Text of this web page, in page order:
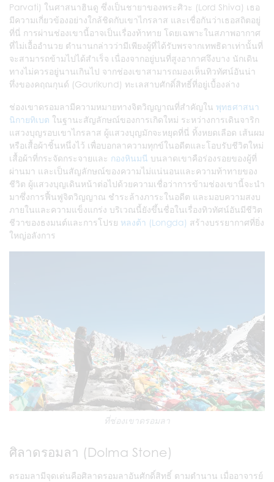
Parvati) ในศาสนาฮินดู ซึ่งเป็นชายาของพระศิวะ (Lord Shiva) เธอ
มีความเกี่ยวข้องอย่างใกล้ชิดกับเขาไกรลาส และเชื่อกันว่าเธอสถิตอยู่
ที่นี่ การผ่านช่องเขานี้อาจเป็นเรื่องท้าทาย โดยเฉพาะในสภาพอากาศ
ที่ไม่เอื้ออำนวย ตำนานกล่าวว่ามีเพียงผู้ที่ได้รับพรจากเทพธิดาเท่านั้นที่
จะสามารถข้ามไปได้สำเร็จ เนื่องจากอยู่บนที่สูงอากาศจึงบาง นักเดิน
ทางไม่ควรอยู่นานเกินไป จากช่องเขาสามารถมองเห็นทิวทัศน์อันน่า
ทึ่งของคฤณกุนด์ (Gaurikund) ทะเลสาบศักดิ์สิทธิ์ที่อยู่เบื้องล่าง
ช่องเขาดรอมลามีความหมายทางจิตวิญญาณที่สำคัญใน พุทธศาสนา
นิกายทิเบต ในฐานะสัญลักษณ์ของการเกิดใหม่ ระหว่างการเดินจาริก
แสวงบุญรอบเขาไกรลาส ผู้แสวงบุญมักจะหยุดที่นี่ ทิ้งหยดเลือด เส้นผม
หรือเสื้อผ้าชิ้นหนึ่งไว้ เพื่อบอกลาความทุกข์ในอดีตและโอบรับชีวิตใหม่
เสื้อผ้าที่กระจัดกระจายและ กองหินมนี บนลาดเขาคือร่องรอยของผู้ที่
ผ่านมา และเป็นสัญลักษณ์ของความไม่แน่นอนและความท้าทายของ
ชีวิต ผู้แสวงบุญเดินหน้าต่อไปด้วยความเชื่อว่าการข้ามช่องเขานี้จะนำ
มาซึ่งการฟื้นฟูจิตวิญญาณ ชำระล้างภาระในอดีต และมอบความสงบ
ภายในและความแข็งแกร่ง บริเวณนี้ยังขึ้นชื่อในเรื่องทิวทัศน์อันมีชีวิต
ชีวาของธงมนต์และการโปรย หลงต้า (Longda) สร้างบรรยากาศที่ยิ่ง
ใหญ่อลังการ
ที่ช่องเขาดรอมลา
ศิลาดรอมลา (Dolma Stone)
ดรอมลามีจุดเด่นคือศิลาดรอมลาอันศักดิ์สิทธิ์ ตามตำนาน เมื่ออาจารย์